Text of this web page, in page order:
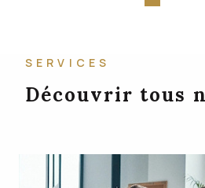
SERVICES
Découvrir tous